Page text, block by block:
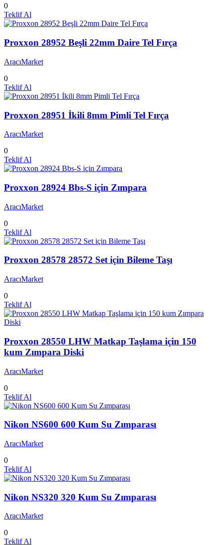
0
Teklif Al
Proxxon 28952 Beşli 22mm Daire Tel Fırça
AracıMarket
0
Teklif Al
Proxxon 28951 İkili 8mm Pimli Tel Fırça
AracıMarket
0
Teklif Al
Proxxon 28924 Bbs-S için Zımpara
AracıMarket
0
Teklif Al
Proxxon 28578 28572 Set için Bileme Taşı
AracıMarket
0
Teklif Al
Proxxon 28550 LHW Matkap Taşlama için 150
kum Zımpara Diski
AracıMarket
0
Teklif Al
Nikon NS600 600 Kum Su Zımparası
AracıMarket
0
Teklif Al
Nikon NS320 320 Kum Su Zımparası
AracıMarket
0
Teklif Al